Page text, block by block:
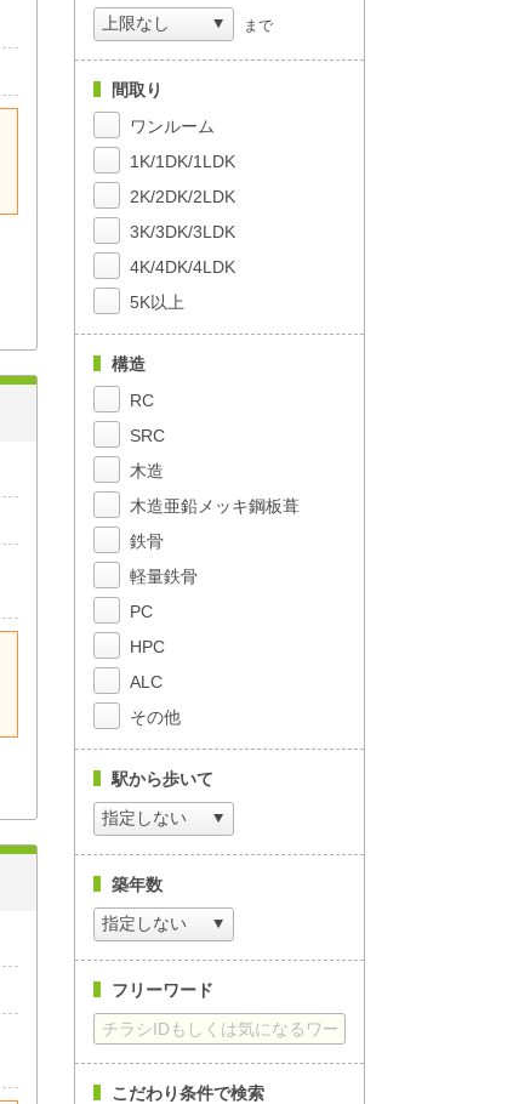
まで
間取り
ワンルーム
1K/1DK/1LDK
2K/2DK/2LDK
3K/3DK/3LDK
4K/4DK/4LDK
5K以上
構造
RC
SRC
木造
木造亜鉛メッキ鋼板葺
鉄骨
軽量鉄骨
PC
HPC
ALC
その他
駅から歩いて
築年数
フリーワード
こだわり条件で検索